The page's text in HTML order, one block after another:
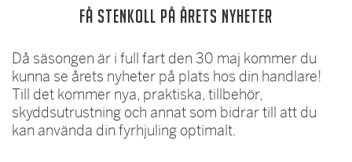
FÅ STENKOLL PÅ ÅRETS NYHETER
Då säsongen är i full fart den 30 maj kommer du
kunna se årets nyheter på plats hos din handlare!
Till det kommer nya, praktiska, tillbehör,
skyddsutrustning och annat som bidrar till att du
kan använda din fyrhjuling optimalt.